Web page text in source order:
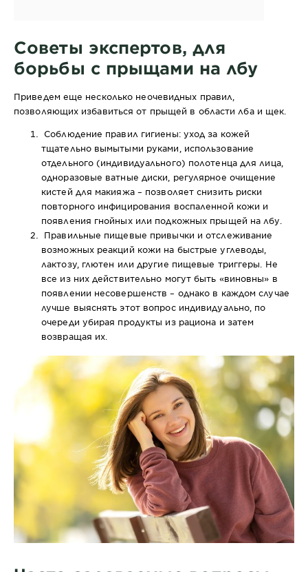
Советы экспертов, для
борьбы с прыщами на лбу
Приведем еще несколько неочевидных правил,
позволяющих избавиться от прыщей в области лба и щек.
Соблюдение правил гигиены: уход за кожей
тщательно вымытыми руками, использование
отдельного (индивидуального) полотенца для лица,
одноразовые ватные диски, регулярное очищение
кистей для макияжа – позволяет снизить риски
повторного инфицирования воспаленной кожи и
появления гнойных или подкожных прыщей на лбу.
Правильные пищевые привычки и отслеживание
возможных реакций кожи на быстрые углеводы,
лактозу, глютен или другие пищевые триггеры. Не
все из них действительно могут быть «виновны» в
появлении несовершенств – однако в каждом случае
лучше выяснять этот вопрос индивидуально, по
очереди убирая продукты из рациона и затем
возвращая их.